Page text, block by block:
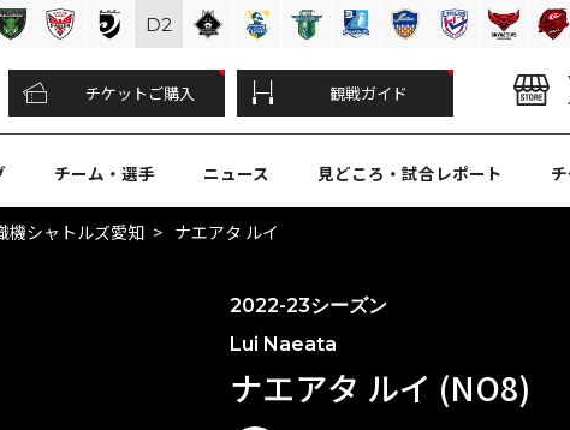
チケットご購入 観戦ガイド
チーム・選手 ニュース 見どころ・試合レポート
機シャトルズ愛知 ナエアタ ルイ
2022-23シーズン
Lui Naeata
ナエアタ ルイ (NO8)
D2